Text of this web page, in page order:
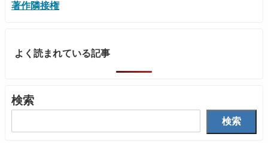
著作隣接権
よく読まれている記事
検索
検索